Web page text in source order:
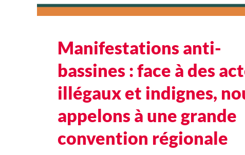
Manifestations anti-
bassines : face à des
illégaux et indignes,
appelons à une grande
convention régionale